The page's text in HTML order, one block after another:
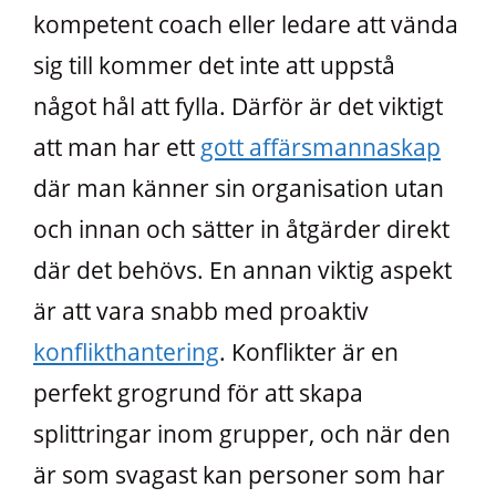
kompetent coach eller ledare att vända
sig till kommer det inte att uppstå
något hål att fylla. Därför är det viktigt
att man har ett gott affärsmannaskap
där man känner sin organisation utan
och innan och sätter in åtgärder direkt
där det behövs. En annan viktig aspekt
är att vara snabb med proaktiv
konflikthantering. Konflikter är en
perfekt grogrund för att skapa
splittringar inom grupper, och när den
är som svagast kan personer som har